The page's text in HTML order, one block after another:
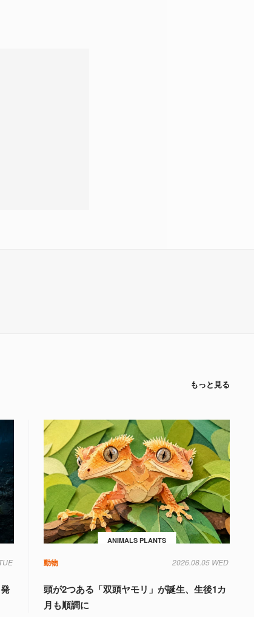
もっと見る
ANIMALS PLANTS
動物 2026.08.05 WED
頭が2つある「双頭ヤモリ」が誕生、生後1カ
月も順調に